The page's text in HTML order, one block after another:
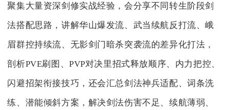
聚集大量资深剑修实战经验，会分享不同转生阶段剑
法搭配思路，讲解华山爆发流、武当续航反打流、峨
眉群控持续流、无影剑门暗杀突袭流的差异化打法，
剖析PVE刷图、PVP对决里招式释放顺序、内力把控、
闪避招架衔接技巧，还会汇总剑法神兵适配、词条洗
练、潜能倾斜方案，解决剑法伤害不足、续航薄弱、